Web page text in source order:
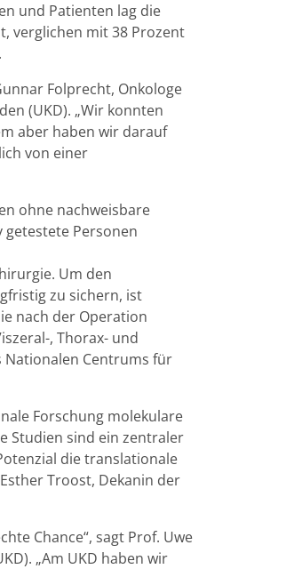
und Patienten lag die
verglichen mit 38 Prozent
Folprecht, Onkologe
(UKD). „Wir konnten
aber haben wir darauf
von einer
ohne nachweisbare
getestete Personen
Um den
zu sichern, ist
nach der Operation
, Thorax- und
Nationalen Centrums für
Forschung molekulare
Studien sind ein zentraler
die translationale
Troost, Dekanin der
Chance“, sagt Prof. Uwe
„Am UKD haben wir